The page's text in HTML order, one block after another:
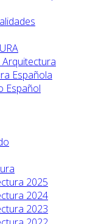
Española
Español
2025
2024
2023